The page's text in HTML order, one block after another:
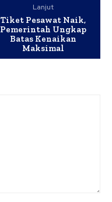
Lanjut
Tiket Pesawat Naik,
Pemerintah Ungkap
Batas Kenaikan
Maksimal